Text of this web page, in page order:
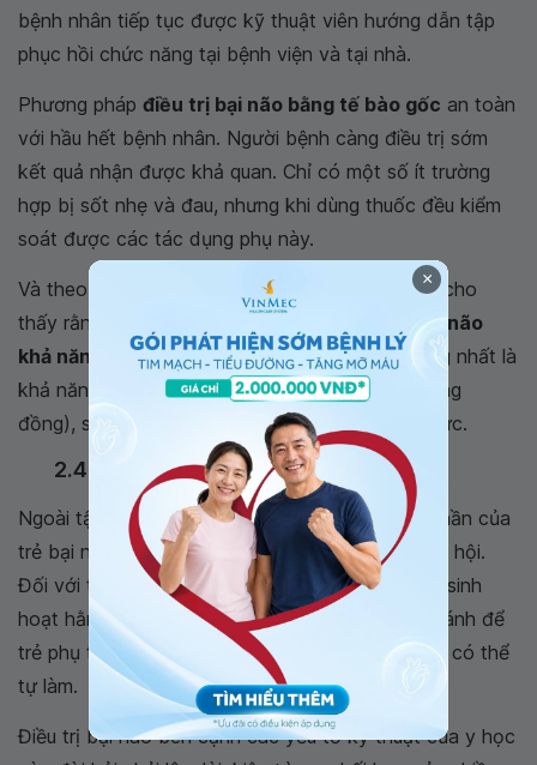
bệnh nhân tiếp tục được kỹ thuật viên hướng dẫn tập
phục hồi chức năng tại bệnh viện và tại nhà.
Phương pháp điều trị bại não bằng tế bào gốc an toàn
với hầu hết bệnh nhân. Người bệnh càng điều trị sớm
kết quả nhận được khả quan. Chỉ có một số ít trường
hợp bị sốt nhẹ và đau, nhưng khi dùng thuốc đều kiểm
soát được các tác dụng phụ này.
Và theo thống kê nhiều nghiên cứu trên thế giới cho
thấy rằng,
ứng dụng tế bào gốc để điều trị bại não
khả năng thành công 60-70%, cải thiện rõ ràng nhất là
khả năng vận động (thích ứng, hòa nhập với cộng
đồng), sau đó là khả năng ngôn ngữ và nhận thức.
2.4. Giáo dục
Ngoài tập ra, cần chú ý thêm sự giao tiếp, tinh thần của
trẻ bại não để trẻ phát triển kỹ năng giao tiếp xã hội.
Đối với trẻ lớn, cần phải học cách độc lập trong sinh
hoạt hằng ngày (chẳng hạn vệ sinh cá nhân). Tránh để
trẻ phụ thuộc hoàn toàn vào người thân, nếu trẻ có thể
tự làm.
Điều trị bại não bên cạnh các yếu tố kỹ thuật của y học
×